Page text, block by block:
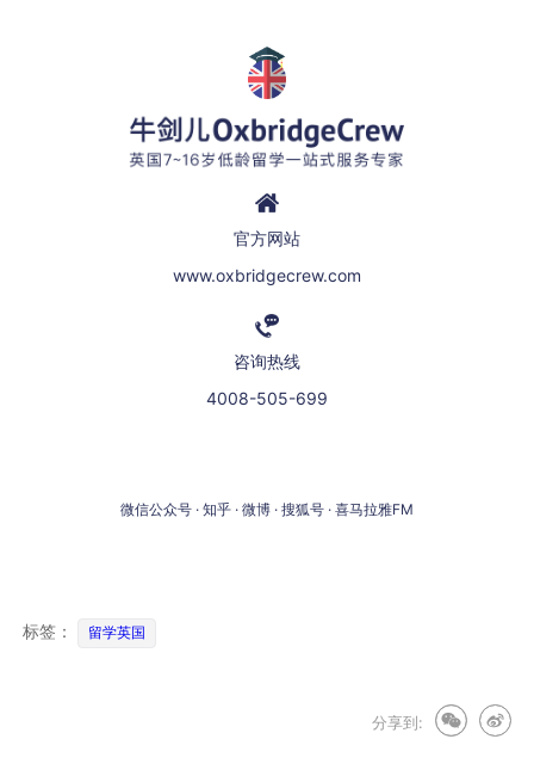
官方网站
www.oxbridgecrew.com
咨询热线
4008-505-699
微信公众号 · 知乎 · 微博 · 搜狐号 · 喜马拉雅FM
标签： 留学英国
分享到: